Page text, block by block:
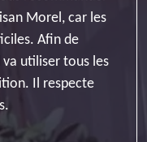
Morel, car les
Afin de
utiliser tous les
Il respecte